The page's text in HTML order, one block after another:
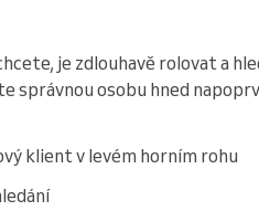
je zdlouhavě rolovat a
správnou osobu hned
klient v levém horním rohu